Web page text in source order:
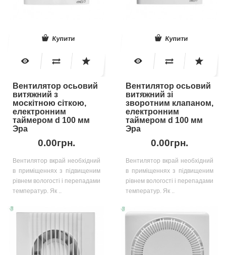
Купити
Вентилятор осьовий
витяжний з
москітною сіткою,
електронним
таймером d 100 мм
Эра
0.00грн.
Вентилятор вкрай необхідний
в приміщеннях з підвищеним
рівнем вологості і перепадами
температур. Як ..
Купити
Вентилятор осьовий
витяжний зі
зворотним клапаном,
електронним
таймером d 100 мм
Эра
0.00грн.
Вентилятор вкрай необхідний
в приміщеннях з підвищеним
рівнем вологості і перепадами
температур. Як ..